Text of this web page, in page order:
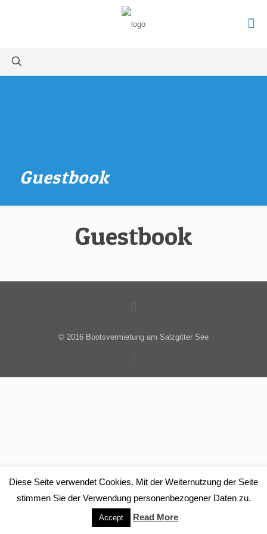
Guestbook
Guestbook
© 2016 Bootsvermietung am Salzgitter See
Diese Seite verwendet Cookies. Mit der Weiternutzung der Seite
stimmen Sie der Verwendung personenbezogener Daten zu.
Accept Read More